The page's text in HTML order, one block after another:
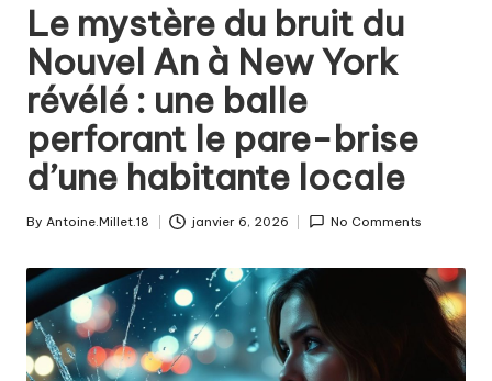
Le mystère du bruit du
Nouvel An à New York
révélé : une balle
perforant le pare-brise
d’une habitante locale
Posted
By Antoine.Millet.18 janvier 6, 2026 No Comments